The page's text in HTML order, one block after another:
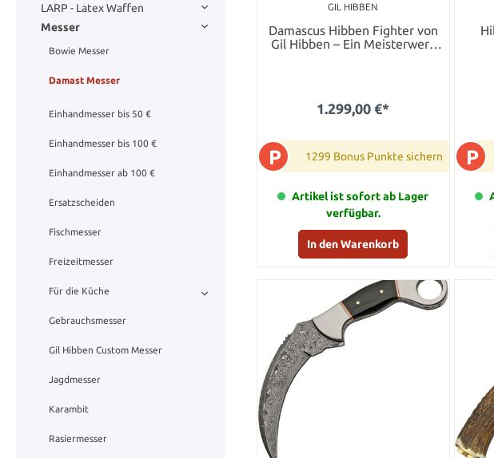
LARP - Latex Waffen
Messer
Bowie Messer
Damast Messer
Einhandmesser bis 50 €
Einhandmesser bis 100 €
Einhandmesser ab 100 €
Ersatzscheiden
Fischmesser
Freizeitmesser
Für die Küche
Gebrauchsmesser
Gil Hibben Custom Messer
Jagdmesser
Karambit
Rasiermesser
GIL HIBBEN
Damascus Hibben Fighter von
Gil Hibben – Ein Meisterwerk
der Messerkunst
1.299,00 €*
P 1299 Bonus Punkte sichern
Artikel ist sofort ab Lager
verfügbar.
In den Warenkorb
P